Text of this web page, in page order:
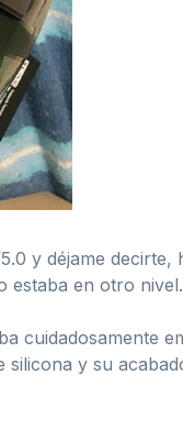
y déjame decirte,
estaba en otro nivel.
cuidadosamente
y su